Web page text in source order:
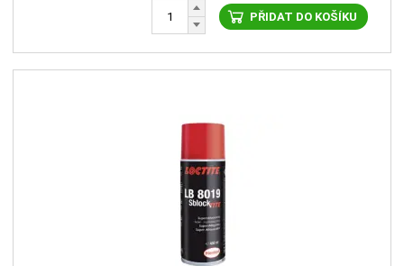
PŘIDAT DO KOŠÍKU